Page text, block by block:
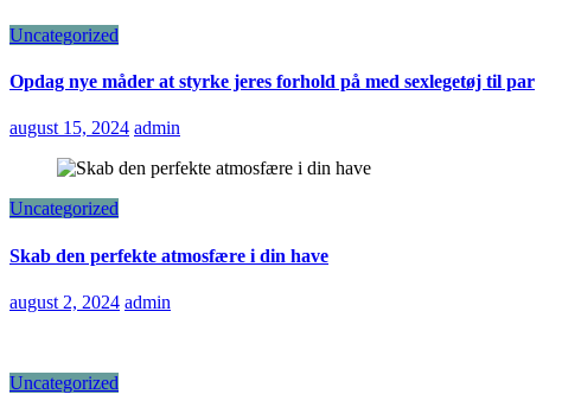
Uncategorized
Opdag nye måder at styrke jeres forhold på med sexlegetøj til par
august 15, 2024 admin
Uncategorized
Skab den perfekte atmosfære i din have
august 2, 2024 admin
Uncategorized